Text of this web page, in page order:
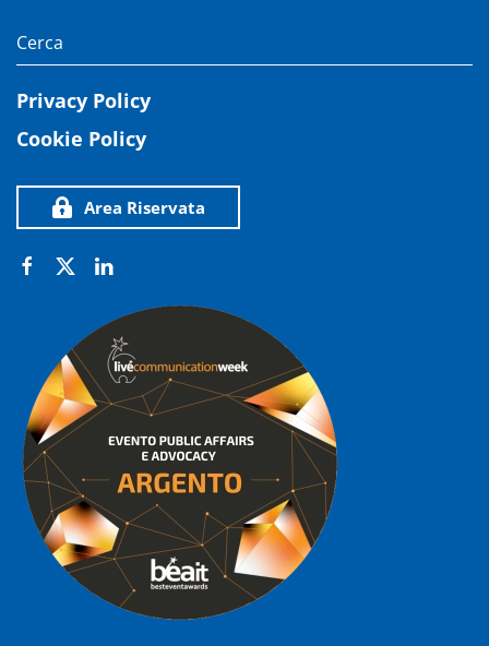
Privacy Policy
Cookie Policy
Area Riservata